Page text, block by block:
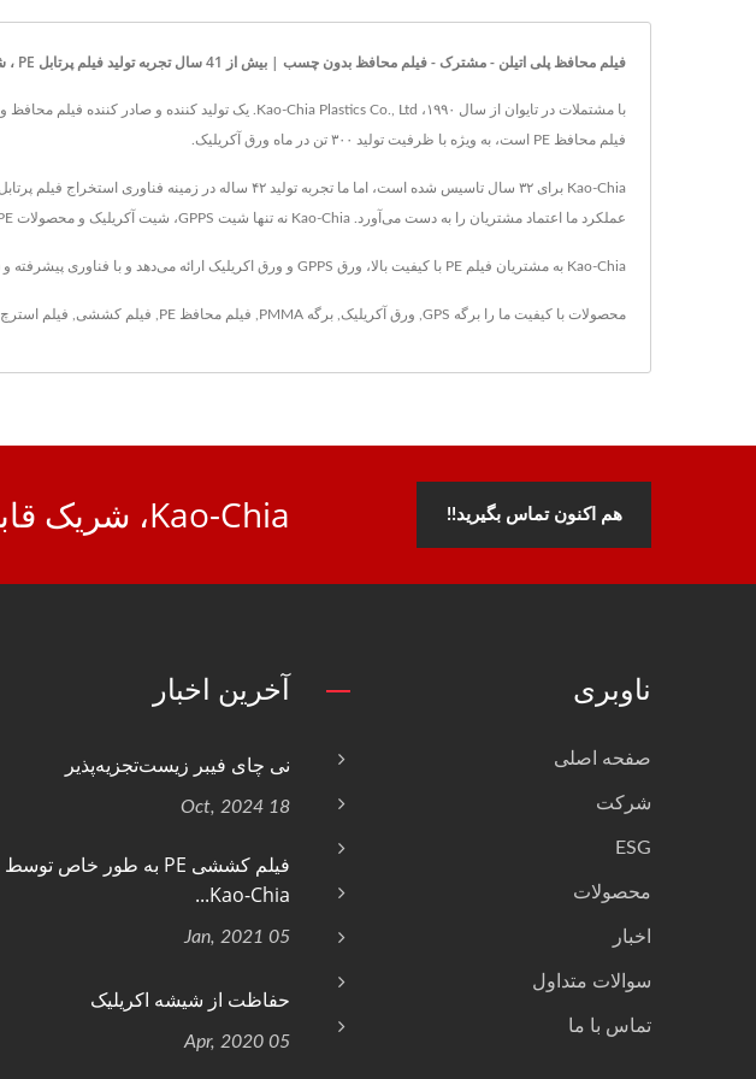
فیلم محافظ پلی اتیلن - مشترک - فیلم محافظ بدون چسب | بیش از 41 سال تجربه تولید فیلم پرتابل PE ، شیت GPPS و فناوری استخراج شیت آکریلیک | Kao-Chia Plastics Co., Ltd.
فیلم محافظ PE است، به ویژه با ظرفیت تولید ۳۰۰ تن در ماه ورق آکریلیک.
عملکرد ما اعتماد مشتریان را به دست می‌آورد. Kao-Chia نه تنها شیت GPPS، شیت آکریلیک و محصولات PE را تولید می‌کند، بلکه خدمات پس از فروش با کیفیت و کاملی را نیز ارائه می‌دهد.
Kao-Chia به مشتریان فیلم PE با کیفیت بالا، ورق GPPS و ورق اکریلیک ارائه می‌دهد و با فناوری پیشرفته و ۳۵ سال تجربه، Kao-Chia اطمینان می‌دهد که نیازهای هر مشتری برآورده می‌شود.
محصولات با کیفیت ما را برگه GPS ورق آکریلیک برگه PMMA فیلم محافظ PE فیلم کششی فیلم استرچ
Kao-Chia، شریک قابل اعتماد شما در همه زمان ها. هم اکنون تماس بگیرید!!
آخرین اخبار
نی چای فیبر زیست‌تجزیه‌پذیر
18 Oct, 2024
فیلم کششی PE به طور خاص توسط
Kao-Chia...
05 Jan, 2021
حفاظت از شیشه اکریلیک
05 Apr, 2020
ناوبری
صفحه اصلی
شرکت
ESG
محصولات
اخبار
سوالات متداول
تماس با ما